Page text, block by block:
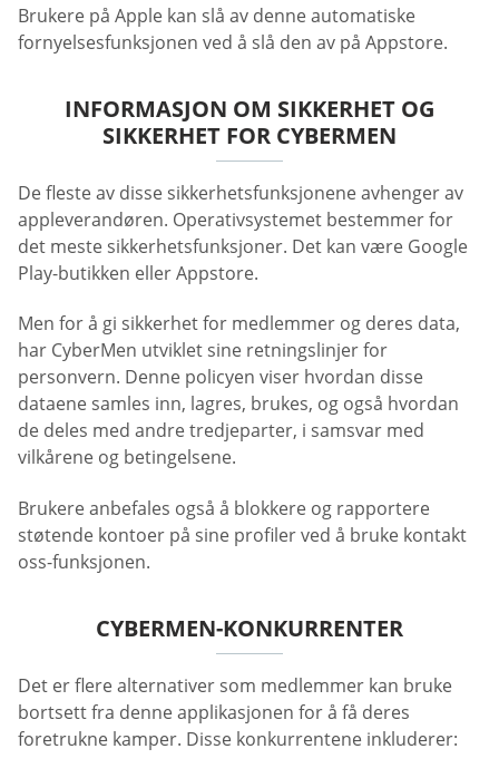
Brukere på Apple kan slå av denne automatiske
fornyelsesfunksjonen ved å slå den av på Appstore.
INFORMASJON OM SIKKERHET OG
SIKKERHET FOR CYBERMEN
De fleste av disse sikkerhetsfunksjonene avhenger av
appleverandøren. Operativsystemet bestemmer for
det meste sikkerhetsfunksjoner. Det kan være Google
Play-butikken eller Appstore.
Men for å gi sikkerhet for medlemmer og deres data,
har CyberMen utviklet sine retningslinjer for
personvern. Denne policyen viser hvordan disse
dataene samles inn, lagres, brukes, og også hvordan
de deles med andre tredjeparter, i samsvar med
vilkårene og betingelsene.
Brukere anbefales også å blokkere og rapportere
støtende kontoer på sine profiler ved å bruke kontakt
oss-funksjonen.
CYBERMEN-KONKURRENTER
Det er flere alternativer som medlemmer kan bruke
bortsett fra denne applikasjonen for å få deres
foretrukne kamper. Disse konkurrentene inkluderer: